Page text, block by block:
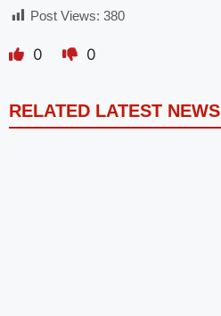
Post Views: 380
0 0
RELATED LATEST NEWS